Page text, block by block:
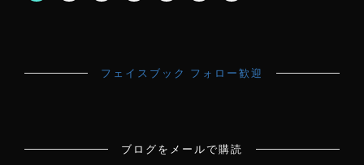
フェイスブック フォロー歓迎
ブログをメールで購読